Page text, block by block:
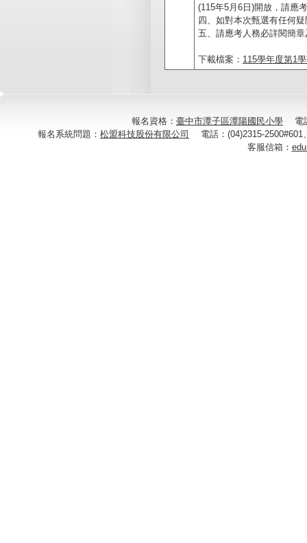
(115年5月6日)開放，請應
四、如對本次甄選有任何
五、請應考人務必詳閱簡
下載檔案： 115學年度第1
報名資格： 臺中市潭子區潭陽國民小學 電
報名系統問題： 松盟科技股份有限公司
電話：(04)2315-2500#601
客服信箱：